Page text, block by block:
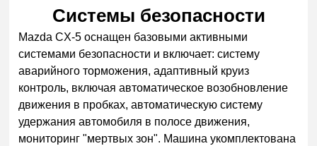
Системы безопасности
Mazda CX-5 оснащен базовыми активными
системами безопасности и включает: систему
аварийного торможения, адаптивный круиз
контроль, включая автоматическое возобновление
движения в пробках, автоматическую систему
удержания автомобиля в полосе движения,
мониторинг "мертвых зон". Машина укомплектована